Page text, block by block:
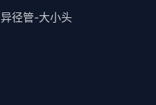
异径管-大小头